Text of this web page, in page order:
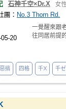
石神千空×Dr.X 女
團： No.3 Thorn Rd.
20
一覺醒來跟
往同居前提
惡搞 四格 千X 千